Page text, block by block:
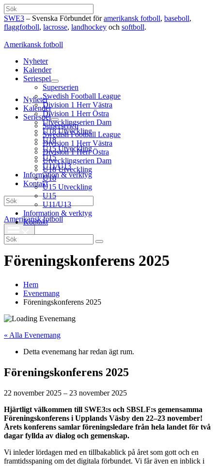
Hoppa
till
innehåll
Sök
SWE3 – Svenska Förbundet föramerikansk fotboll, baseboll,
flaggfotboll, lacrosse, landhockey och softboll.
Amerikansk fotboll
Nyheter
Kalender
Seriespel
Superserien
Swedish Football League
Division 1 Herr Västra
Division 1 Herr Östra
Utvecklingserien Dam
U18 Utveckling
U18
U15 Utveckling
U15
U11/U13
Information & verktyg
Kontakt
Sök
Amerikansk fotboll
Nyheter
Kalender
Seriespel
Superserien
Swedish Football League
Division 1 Herr Västra
Division 1 Herr Östra
Utvecklingserien Dam
U18 Utveckling
U18
U15 Utveckling
U15
U11/U13
Information & verktyg
Kontakt
Search
for:
Föreningskonferens 2025
Hem
Evenemang
Föreningskonferens 2025
« Alla Evenemang
Detta evenemang har redan ägt rum.
Föreningskonferens 2025
22 november 2025 – 23 november 2025
Hjärtligt välkommen till SWE3:s och SBSLF:s gemensamma
Föreningskonferens i Upplands Väsby den 22–23 november!
Årets konferens samlar föreningsledare från hela landet för två
dagar fyllda av dialog och gemenskap.
Vi inleder lördagen med en tillbakablick på året som gott och en
framtidsspaning om det digitala förbundet. Vi får även en inblick i